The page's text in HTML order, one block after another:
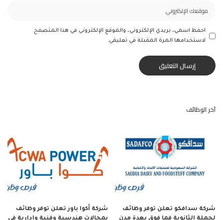
احفظ اسمي، بريدي الإلكتروني، والموقع الإلكتروني في هذا المتصفح
لاستخدامها المرة المقبلة في تعليقي.
آخر الوظائف
شركة سدافكو تعلن توفر وظائف
لحملة الثانوية فما فوق بعدة مدن
شركة أكوا باور تعلن توفر وظائف
بمجالات هندسية وفنية وإدارية في